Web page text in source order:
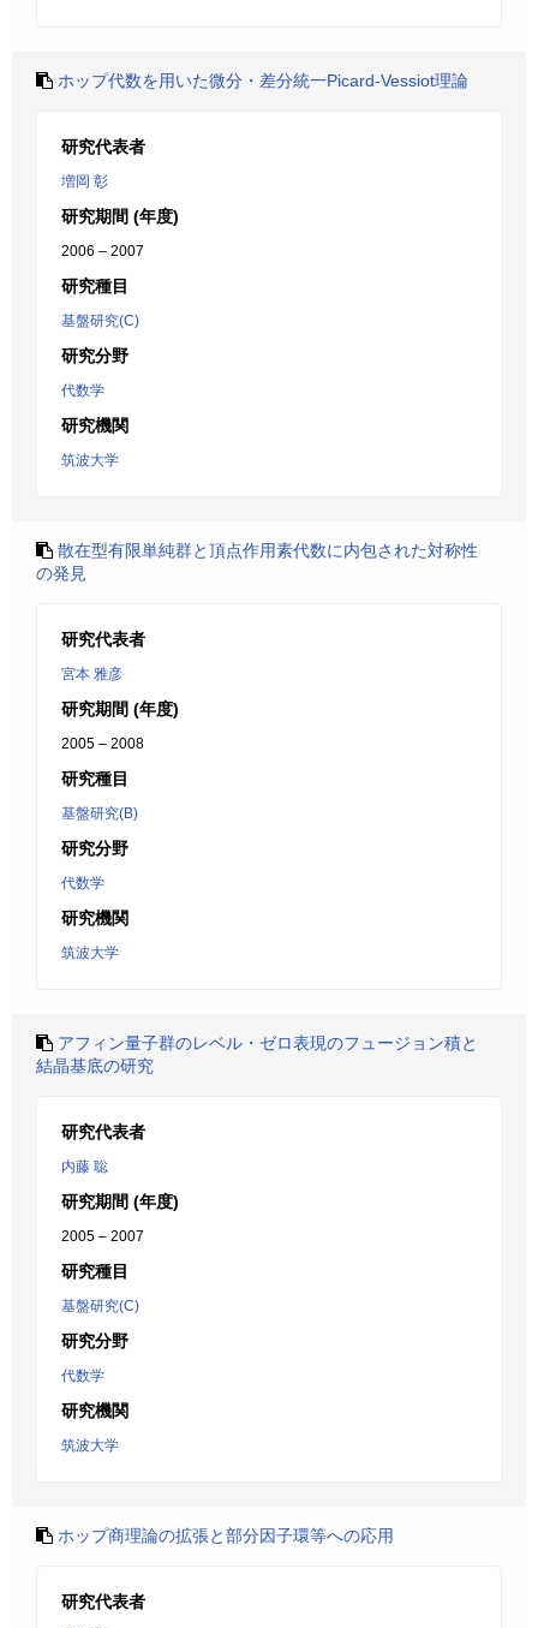
ホップ代数を用いた微分・差分統一Picard-Vessiot理論
研究代表者
増岡 彰
研究期間 (年度)
2006 – 2007
研究種目
基盤研究(C)
研究分野
代数学
研究機関
筑波大学
散在型有限単純群と頂点作用素代数に内包された対称性
の発見
研究代表者
宮本 雅彦
研究期間 (年度)
2005 – 2008
研究種目
基盤研究(B)
研究分野
代数学
研究機関
筑波大学
アフィン量子群のレベル・ゼロ表現のフュージョン積と
結晶基底の研究
研究代表者
内藤 聡
研究期間 (年度)
2005 – 2007
研究種目
基盤研究(C)
研究分野
代数学
研究機関
筑波大学
ホップ商理論の拡張と部分因子環等への応用
研究代表者